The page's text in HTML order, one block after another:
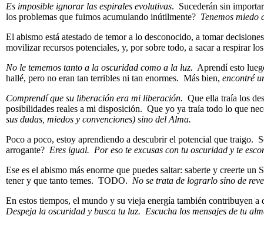
Es imposible ignorar las espirales evolutivas. Sucederán sin
los problemas que fuimos acumulando inútilmente? Tenemos miedo
El abismo está atestado de temor a lo desconocido, a tomar
movilizar recursos potenciales, y, por sobre todo, a sacar a respirar
No le tememos tanto a la oscuridad como a la luz. Aprendí esto
hallé, pero no eran tan terribles ni tan enormes. Más bien, encontré
Comprendí que su liberación era mi liberación. Que ella traía los
posibilidades reales a mi disposición. Que yo ya traía todo lo que
sus dudas, miedos y convenciones) sino del Alma.
Poco a poco, estoy aprendiendo a descubrir el potencial que traigo.
arrogante? Eres igual. Por eso te excusas con tu oscuridad y te
Ese es el abismo más enorme que puedes saltar: saberte y creerte
tener y que tanto temes. TODO. No se trata de lograrlo sino de
En estos tiempos, el mundo y su vieja energía también contribuyen
Despeja la oscuridad y busca tu luz. Escucha los mensajes de tu